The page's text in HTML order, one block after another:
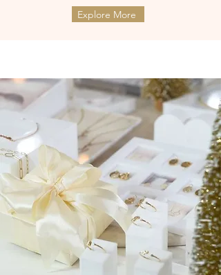
แบบ
เพชรแท้เบลเยี่ยมคัทน้ำ98-99 หนัก 8 ตัง
0.08 cts.
ราคา
THB 8,990.00 ราค
Explore More